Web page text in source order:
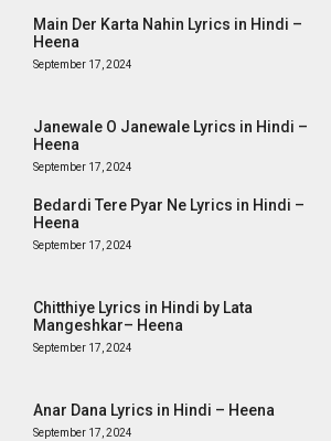
Main Der Karta Nahin Lyrics in Hindi –
Heena
September 17, 2024
Janewale O Janewale Lyrics in Hindi –
Heena
September 17, 2024
Bedardi Tere Pyar Ne Lyrics in Hindi –
Heena
September 17, 2024
Chitthiye Lyrics in Hindi by Lata
Mangeshkar– Heena
September 17, 2024
Anar Dana Lyrics in Hindi – Heena
September 17, 2024